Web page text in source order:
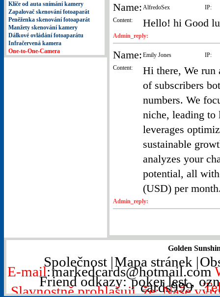
Klíče od auta snímání kamery
Zapalovač skenování fotoaparát
Peněženka skenování fotoaparát
Manžety skenování kamery
Dálkové ovládání fotoaparátu
Infračervená kamera
One-to-One-Camera
Name: AlfredoSex
IP:
Content:
Hello! hi Good
Admin_reply:
Name: Emily Jones
IP:
Content:
Hi there, We run
of subscribers
numbers. We
niche, leading to
leverages
sustainable
analyzes your
potential, all
(USD) per
Admin_reply:
Golden
Společnost |Mapa stránek |
E-mail:markedcards@hotmail.com
cards999
Friend odkazy:poker lest,
Slavnostně prohlašuji, že: Naše